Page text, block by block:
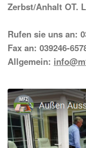
Zerbst/Anhalt OT.
Rufen sie uns an:
Fax an: 039246-
Allgemein: